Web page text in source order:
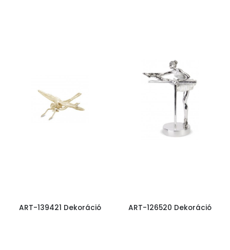
ART-139421 Dekoráció ART-126520 Dekoráció